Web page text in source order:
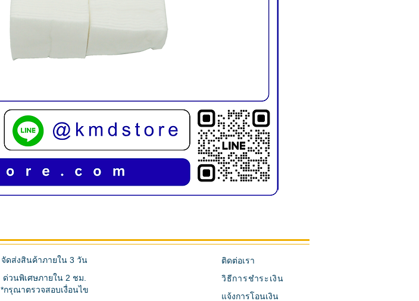
จัดส่งสินค้าภายใน 3 วัน
ด่วนพิเศษภายใน 2 ชม.
*กรุณาตรวจสอบเงื่อนไข
ติดต่อเรา
วิธีการชำระเงิน
แจ้งการโอนเงิน